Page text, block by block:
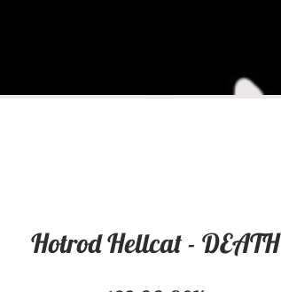
Hotrod Hellcat - DEATH